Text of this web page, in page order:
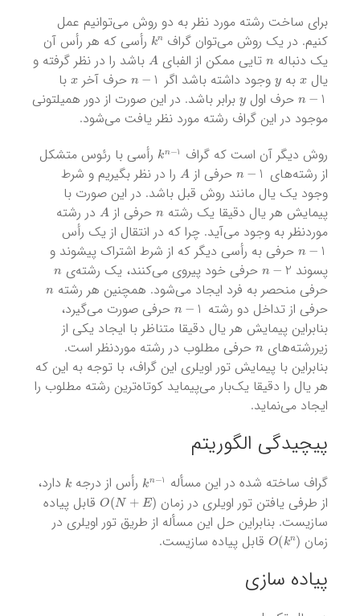
برای ساخت رشته مورد نظر به دو روش می‌توانیم عمل
کنیم. در یک روش می‌توان گراف kn رأسی که هر رأس آن
یک دنباله nتایی ممکن از الفبای Aباشد را در نظر گرفته و
یال x بهyوجود داشته باشد اگر n− 1 حرف آخرx با n− 1 حرف اولy برابر باشد. در این صورت از دور همیلتونی
موجود در این گراف رشته مورد نظر یافت می‌شود.
روش دیگر آن است که گراف
kn −1
رأسی با رئوس متشکل
از رشته‌های
n−1 حرفی ازA را در نظر بگیریم و شرط
وجود یک یال مانند روش قبل باشد. در این صورت با
پیمایش هر یال دقیقا یک رشته nحرفی از Aدر رشته
موردنظر به وجود می‌آید. چرا که در انتقال از یک رأس
n−1
حرفی به رأسی دیگر که از شرط اشتراک پیشوند و
پسوند
n−2 حرفی خود پیروی می‌کنند، یک رشته‌ی n
حرفی منحصر به فرد ایجاد می‌شود. همچنین هر رشته
حرفی از تداخل دو رشته
n−1
حرفی صورت می‌گیرد،
بنابراین پیمایش هر یال دقیقا متناظر با ایجاد یکی از
زیررشته‌های nحرفی مطلوب در رشته موردنظر است.
بنابراین با پیمایش تور اویلری این گراف، با توجه به این که
هر یال را دقیقا یک‌بار می‌پیماید کوتاه‌ترین رشته مطلوب را
ایجاد می‌نماید.
پیچیدگی الگوریتم
گراف ساخته شده در این مسأله kn −1 رأس از درجه k دارد،
از طرفی یافتن تور اویلری در زمان
O(N+E)
قابل پیاده
سازیست. بنابراین حل این مسأله از طریق تور اویلری در
زمان
O(kn) قابل پیاده سازیست.
پیاده سازی